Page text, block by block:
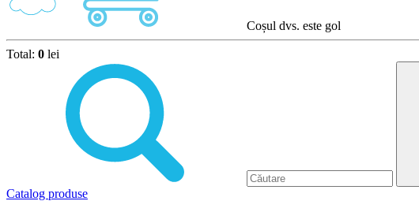
Coșul dvs. este gol
Total: 0 lei
Catalog produse